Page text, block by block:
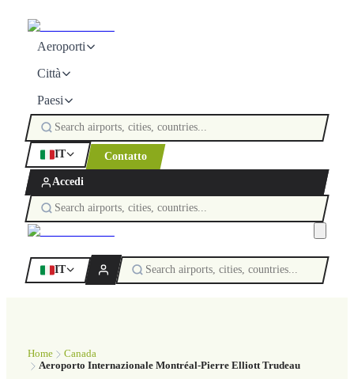
Aeroporti
Città
Paesi
IT Contatto
Accedi
IT
Home
Canada
Aeroporto Internazionale Montréal-Pierre Elliott Trudeau